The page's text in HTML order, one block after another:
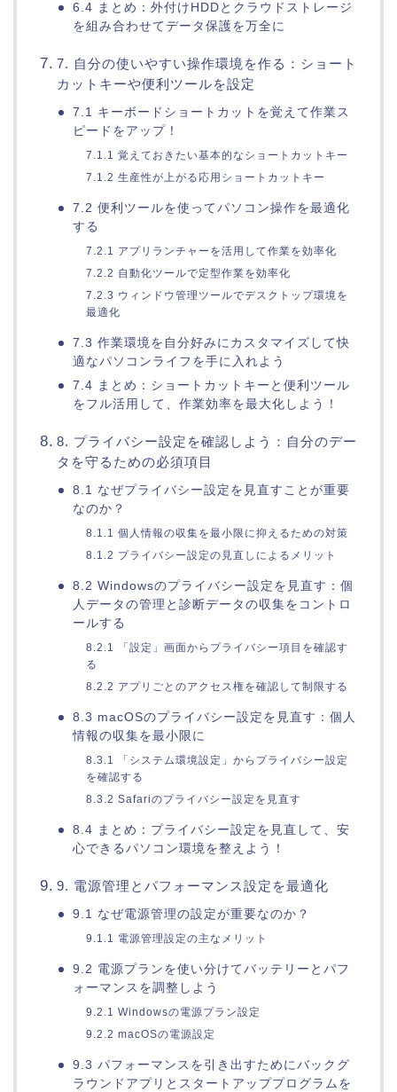
6.4 まとめ：外付けHDDとクラウドストレージ
を組み合わせてデータ保護を万全に
7. 自分の使いやすい操作環境を作る：ショート
カットキーや便利ツールを設定
7.1 キーボードショートカットを覚えて作業ス
ピードをアップ！
7.1.1 覚えておきたい基本的なショートカットキー
7.1.2 生産性が上がる応用ショートカットキー
7.2 便利ツールを使ってパソコン操作を最適化
する
7.2.1 アプリランチャーを活用して作業を効率化
7.2.2 自動化ツールで定型作業を効率化
7.2.3 ウィンドウ管理ツールでデスクトップ環境を
最適化
7.3 作業環境を自分好みにカスタマイズして快
適なパソコンライフを手に入れよう
7.4 まとめ：ショートカットキーと便利ツール
をフル活用して、作業効率を最大化しよう！
8. プライバシー設定を確認しよう：自分のデー
タを守るための必須項目
8.1 なぜプライバシー設定を見直すことが重要
なのか？
8.1.1 個人情報の収集を最小限に抑えるための対策
8.1.2 プライバシー設定の見直しによるメリット
8.2 Windowsのプライバシー設定を見直す：個
人データの管理と診断データの収集をコントロ
ールする
8.2.1 「設定」画面からプライバシー項目を確認す
る
8.2.2 アプリごとのアクセス権を確認して制限する
8.3 macOSのプライバシー設定を見直す：個人
情報の収集を最小限に
8.3.1 「システム環境設定」からプライバシー設定
を確認する
8.3.2 Safariのプライバシー設定を見直す
8.4 まとめ：プライバシー設定を見直して、安
心できるパソコン環境を整えよう！
9. 電源管理とパフォーマンス設定を最適化
9.1 なぜ電源管理の設定が重要なのか？
9.1.1 電源管理設定の主なメリット
9.2 電源プランを使い分けてバッテリーとパフ
ォーマンスを調整しよう
9.2.1 Windowsの電源プラン設定
9.2.2 macOSの電源設定
9.3 パフォーマンスを引き出すためにバックグ
ラウンドアプリとスタートアッププログラムを